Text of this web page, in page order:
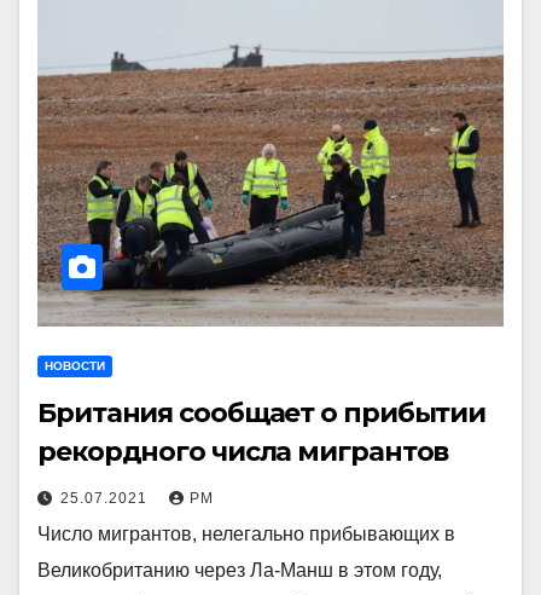
НОВОСТИ
Британия сообщает о прибытии
рекордного числа мигрантов
25.07.2021 РМ
Число мигрантов, нелегально прибывающих в
Великобританию через Ла-Манш в этом году,